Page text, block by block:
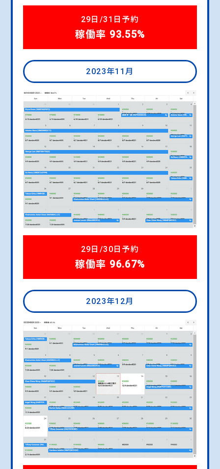
29日/31日予約
稼働率 93.55%
2023年11月
29日/30日予約
稼働率 96.67%
2023年12月